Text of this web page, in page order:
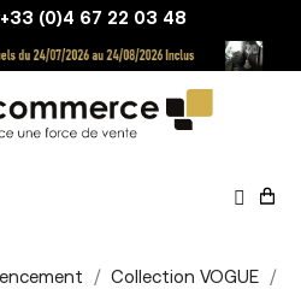
+33 (0)4 67 22 03 48
Collection VOGUE